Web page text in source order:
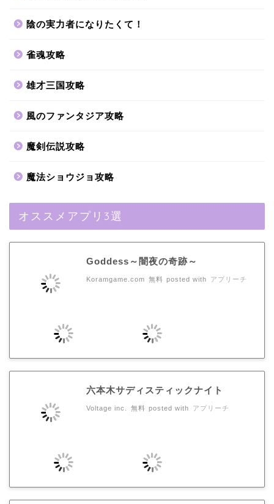
陰の実力者になりたくて！
雀魂攻略
雄才三国攻略
風のファンタジア攻略
魔剣伝説攻略
魔法ショウジョ攻略
オススメアプリ3選
Goddess～闇夜の奇跡～
Koramgame.com 無料 posted with アプリーチ
六本木サディスティックナイト
Voltage inc. 無料 posted with アプリーチ